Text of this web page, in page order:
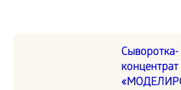
Сыворотка-
концентрат